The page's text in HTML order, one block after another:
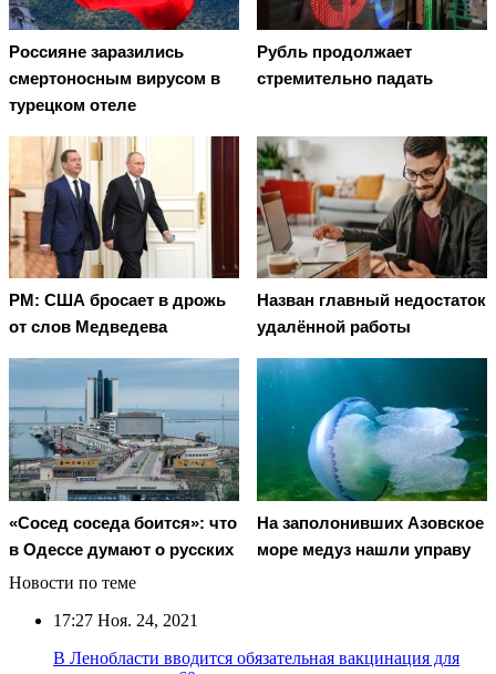
Россияне заразились
смертоносным вирусом в
турецком отеле
Рубль продолжает
стремительно падать
PM: США бросает в дрожь
от слов Медведева
Назван главный недостаток
удалённой работы
«Сосед соседа боится»: что
в Одессе думают о русских
На заполонивших Азовское
море медуз нашли управу
Новости по теме
17:27 Ноя. 24, 2021
В Ленобласти вводится обязательная вакцинация для